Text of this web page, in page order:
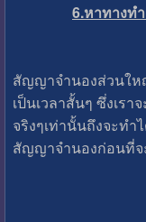
6.หาทางท
สัญญาจำนองส่วนให
เป็นเวลาสั้นๆ ซึ่งเร
จริงๆเท่านั้นถึงจะทำ
สัญญาจำนองก่อนที่จ